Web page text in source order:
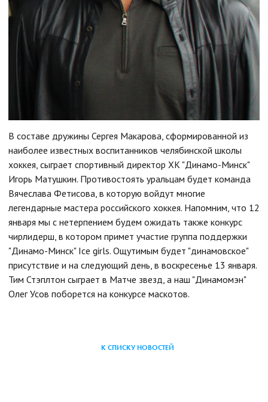
В составе дружины Сергея Макарова, сформированной из
наиболее известных воспитанников челябинской школы
хоккея, сыграет спортивный директор ХК "Динамо-Минск"
Игорь Матушкин. Противостоять уральцам будет команда
Вячеслава Фетисова, в которую войдут многие
легендарные мастера российского хоккея. Напомним, что 12
января мы с нетерпением будем ожидать также конкурс
чирлидерш, в котором примет участие группа поддержки
"Динамо-Минск" Ice girls. Ощутимым будет "динамовское"
присутствие и на следующий день, в воскресенье 13 января.
Тим Стэплтон сыграет в Матче звезд, а наш "Динамомэн"
Олег Усов поборется на конкурсе маскотов.
К СПИСКУ НОВОСТЕЙ